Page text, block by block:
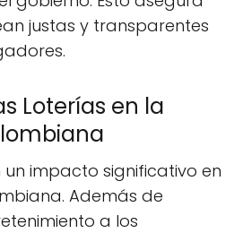
justas y transparentes
Loterías en la
un impacto significativo en
Además de
a los